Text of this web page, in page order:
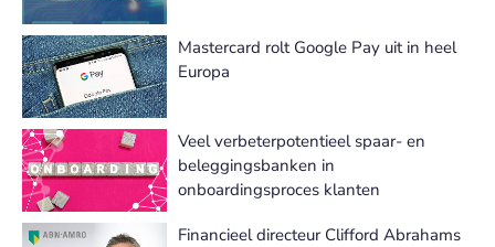
Mastercard rolt Google Pay uit in heel
Europa
Veel verbeterpotentieel spaar- en
beleggingsbanken in
onboardingsproces klanten
Financieel directeur Clifford Abrahams